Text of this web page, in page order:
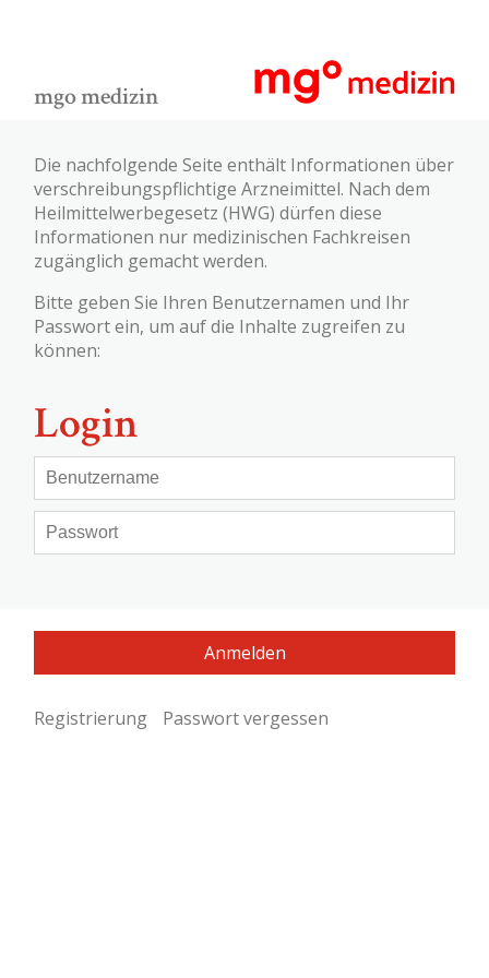
mgo medizin
Die nachfolgende Seite enthält Informationen über
verschreibungspflichtige Arzneimittel. Nach dem
Heilmittelwerbegesetz (HWG) dürfen diese
Informationen nur medizinischen Fachkreisen
zugänglich gemacht werden.
Bitte geben Sie Ihren Benutzernamen und Ihr
Passwort ein, um auf die Inhalte zugreifen zu
können:
Login
Registrierung Passwort vergessen